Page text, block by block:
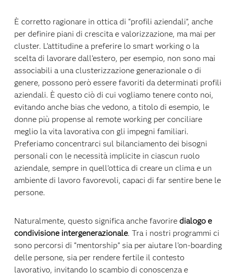
È corretto ragionare in ottica di “profili aziendali”, anche
per definire piani di crescita e valorizzazione, ma mai per
cluster. L’attitudine a preferire lo smart working o la
scelta di lavorare dall’estero, per esempio, non sono mai
associabili a una clusterizzazione generazionale o di
genere, possono però essere favoriti da determinati profili
aziendali. È questo ciò di cui vogliamo tenere conto noi,
evitando anche bias che vedono, a titolo di esempio, le
donne più propense al remote working per conciliare
meglio la vita lavorativa con gli impegni familiari.
Preferiamo concentrarci sul bilanciamento dei bisogni
personali con le necessità implicite in ciascun ruolo
aziendale, sempre in quell’ottica di creare un clima e un
ambiente di lavoro favorevoli, capaci di far sentire bene le
persone.
Naturalmente, questo significa anche favorire dialogo e
condivisione intergenerazionale. Tra i nostri programmi ci
sono percorsi di “mentorship” sia per aiutare l’on-boarding
delle persone, sia per rendere fertile il contesto
lavorativo, invitando lo scambio di conoscenza e